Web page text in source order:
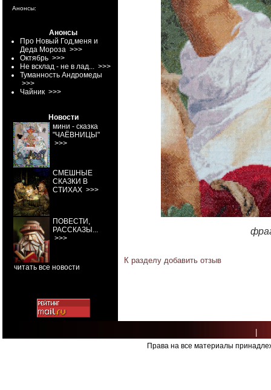
Анонсы:
Анонсы
Про Новый Год,меня и
Деда Мороза >>>
Октябрь >>>
Не всклад - не в лад... >>>
Туманность Андромеды
>>>
Чайник >>>
Новости
мини - сказка
"ЧАЁВНИЦЫ"
>>>
СМЕШНЫЕ
СКАЗКИ В
СТИХАХ >>>
ПОВЕСТИ,
РАССКАЗЫ...
>>>
читать все новости
К разделу добавить отзыв
Права на все материалы